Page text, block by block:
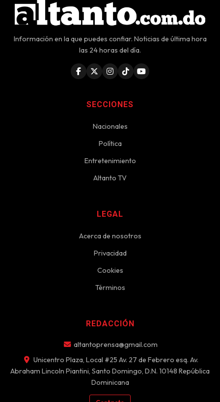
Información en la que puedes confiar. Noticias de última hora
las 24 horas del día.
SECCIONES
Nacionales
Política
Entretenimiento
Altanto TV
LEGAL
Acerca de nosotros
Privacidad
Cookies
Términos
REDACCIÓN
altantoprensa@gmail.com
Unicentro Plaza, Local #25 Av. 27 de Febrero esq. Av.
Abraham Lincoln Piantini, Santo Domingo, D.N. 10148 República
Dominicana